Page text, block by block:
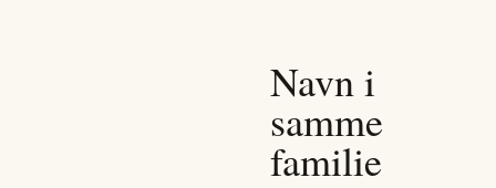
Navn i
samme
familie